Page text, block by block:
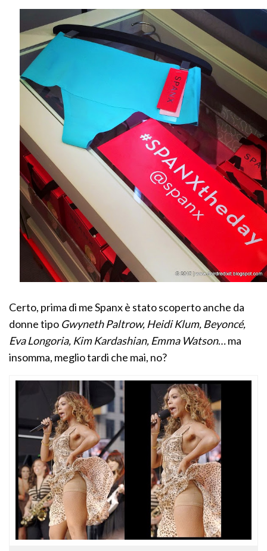
Certo, prima di me Spanx è stato scoperto anche da
donne tipo Gwyneth Paltrow, Heidi Klum, Beyoncé,
Eva Longoria, Kim Kardashian, Emma Watson… ma
insomma, meglio tardi che mai, no?